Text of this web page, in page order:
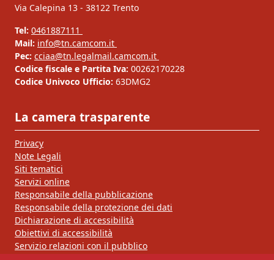
Via Calepina 13 - 38122 Trento
Tel: 0461887111
Mail: info@tn.camcom.it
Pec: cciaa@tn.legalmail.camcom.it
Codice fiscale e Partita Iva: 00262170228
Codice Univoco Ufficio: 63DMG2
La camera trasparente
Privacy
Note Legali
Siti tematici
Servizi online
Responsabile della pubblicazione
Responsabile della protezione dei dati
Dichiarazione di accessibilità
Obiettivi di accessibilità
Servizio relazioni con il pubblico